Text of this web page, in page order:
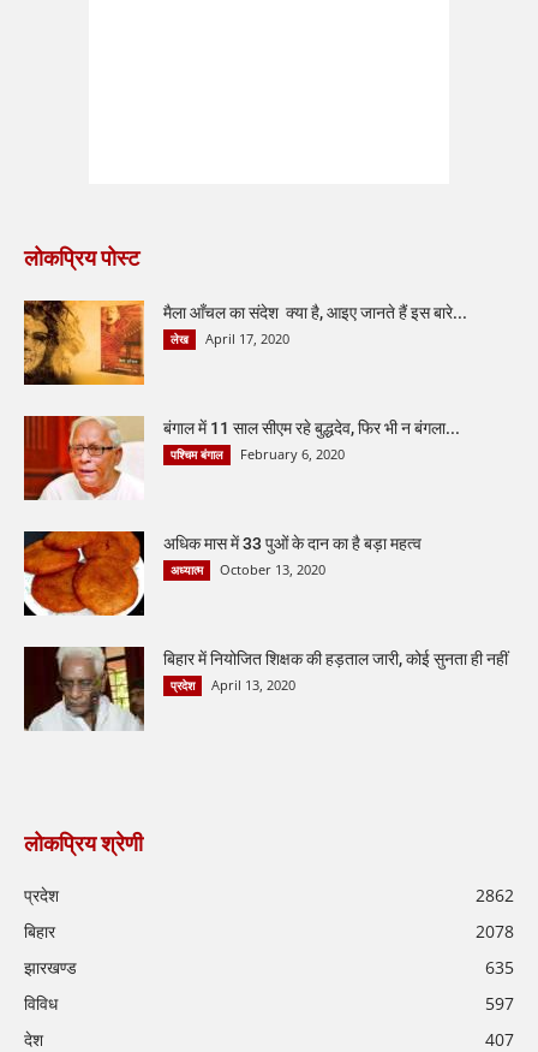
लोकप्रिय पोस्ट
मैला आँचल का संदेश क्या है, आइए जानते हैं इस बारे...
लेख April 17, 2020
बंगाल में 11 साल सीएम रहे बुद्धदेव, फिर भी न बंगला...
पश्चिम बंगाल February 6, 2020
अधिक मास में 33 पुओं के दान का है बड़ा महत्व
अध्यात्म October 13, 2020
बिहार में नियोजित शिक्षक की हड़ताल जारी, कोई सुनता ही नहीं
प्रदेश April 13, 2020
लोकप्रिय श्रेणी
प्रदेश
2862
बिहार
2078
झारखण्ड
635
विविध
597
देश
407